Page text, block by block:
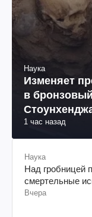
Наука
Изменяет
в
1 час назад
Наука
Над гробницей
смертельные
Вчера